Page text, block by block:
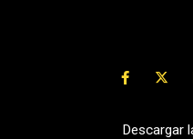
Descargar